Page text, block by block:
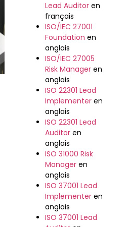
Lead Auditor en
français
ISO/IEC 27001
Foundation en
anglais
ISO/IEC 27005
Risk Manager en
anglais
ISO 22301 Lead
Implementer en
anglais
ISO 22301 Lead
Auditor en
anglais
ISO 31000 Risk
Manager en
anglais
ISO 37001 Lead
Implementer en
anglais
ISO 37001 Lead